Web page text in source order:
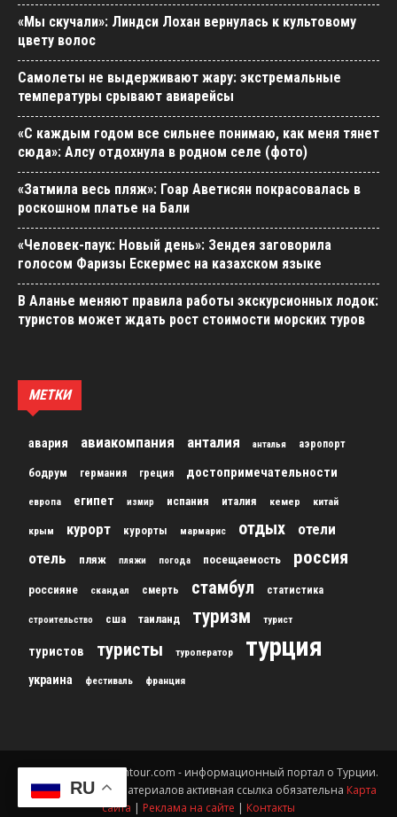
«Мы скучали»: Линдси Лохан вернулась к культовому
цвету волос
Самолеты не выдерживают жару: экстремальные
температуры срывают авиарейсы
«С каждым годом все сильнее понимаю, как меня тянет
сюда»: Алсу отдохнула в родном селе (фото)
«Затмила весь пляж»: Гоар Аветисян покрасовалась в
роскошном платье на Бали
«Человек-паук: Новый день»: Зендея заговорила
голосом Фаризы Ескермес на казахском языке
В Аланье меняют правила работы экскурсионных лодок:
туристов может ждать рост стоимости морских туров
МЕТКИ
авария авиакомпания анталия анталья аэропорт
бодрум германия греция достопримечательности
европа египет измир испания италия кемер китай
крым курорт курорты мармарис отдых
отели
отель
пляж пляжи погода посещаемость россия
россияне скандал смерть стамбул статистика
строительство сша таиланд туризм турист
туристов туристы туроператор турция
украина фестиваль франция
© 2012-2024 gursesintour.com - информационный портал о Турции.
При копировании материалов активная ссылка обязательна Карта
сайта | Реклама на сайте | Контакты
RU